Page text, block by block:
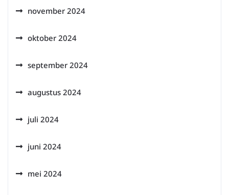
november 2024
oktober 2024
september 2024
augustus 2024
juli 2024
juni 2024
mei 2024